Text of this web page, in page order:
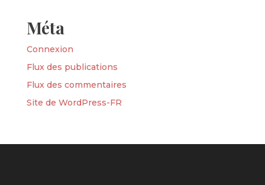
Méta
Connexion
Flux des publications
Flux des commentaires
Site de WordPress-FR